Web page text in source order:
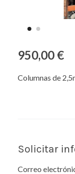
950,00 €
Columnas de
Solicitar
Correo